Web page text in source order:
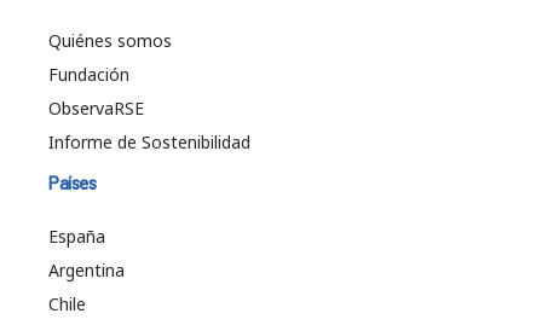
Quiénes somos
Fundación
ObservaRSE
Informe de Sostenibilidad
Países
España
Argentina
Chile